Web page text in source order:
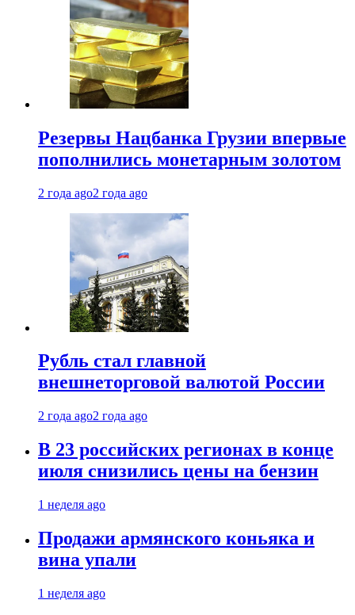
Резервы Нацбанка Грузии впервые
пополнились монетарным золотом
2 года ago2 года ago
Рубль стал главной
внешнеторговой валютой России
2 года ago2 года ago
В 23 российских регионах в конце
июля снизились цены на бензин
1 неделя ago
Продажи армянского коньяка и
вина упали
1 неделя ago